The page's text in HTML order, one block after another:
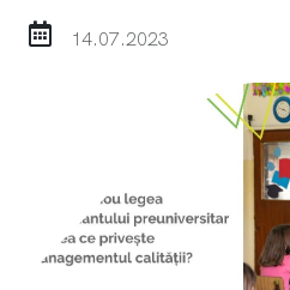
14.07.2023